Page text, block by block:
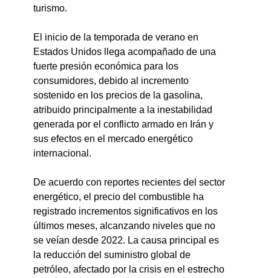
turismo.
El inicio de la temporada de verano en
Estados Unidos llega acompañado de una
fuerte presión económica para los
consumidores, debido al incremento
sostenido en los precios de la gasolina,
atribuido principalmente a la inestabilidad
generada por el conflicto armado en Irán y
sus efectos en el mercado energético
internacional.
De acuerdo con reportes recientes del sector
energético, el precio del combustible ha
registrado incrementos significativos en los
últimos meses, alcanzando niveles que no
se veían desde 2022. La causa principal es
la reducción del suministro global de
petróleo, afectado por la crisis en el estrecho